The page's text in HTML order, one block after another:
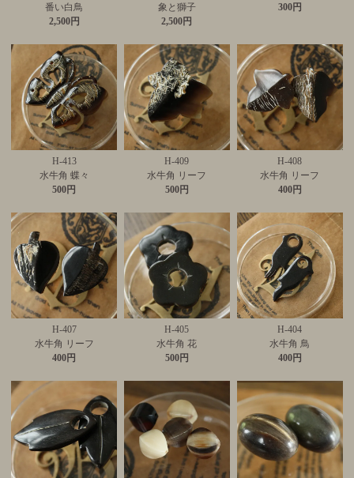
番い白鳥
2,500円
象と獅子
2,500円
300円
H-413
水牛角 蝶々
500円
H-409
水牛角 リーフ
500円
H-408
水牛角 リーフ
400円
H-407
水牛角 リーフ
400円
H-405
水牛角 花
500円
H-404
水牛角 鳥
400円